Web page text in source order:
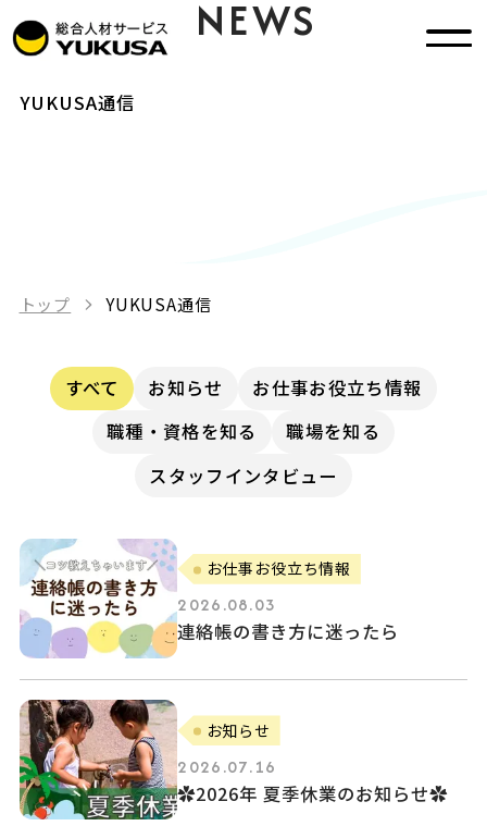
YUKUSA NEWS
LETTER
YUKUSA通信
トップ YUKUSA通信
すべて お知らせ
お仕事お役立ち情報
職種・資格を知る
職場を知る
スタッフインタビュー
お仕事お役立ち情報
2026.08.03
連絡帳の書き方に迷ったら
お知らせ
2026.07.16
✿2026年 夏季休業のお知らせ✿